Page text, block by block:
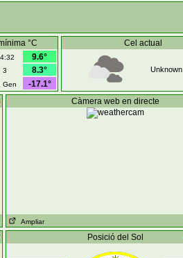
°C
9.6°
3
8.3°
Gen -17.1°
Cel actual
Unknown
Càmera web en directe
Ampliar
Posició del Sol